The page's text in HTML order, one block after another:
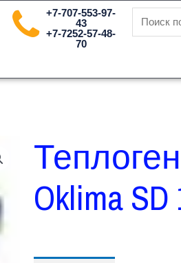
+7-707-553-97-
43
+7-7252-57-48-
70
Искать:
Oklima SD